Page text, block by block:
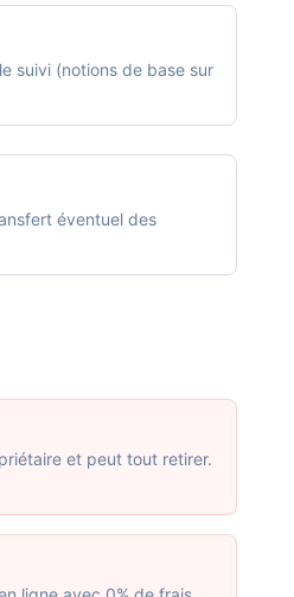
suivi (notions de base sur
éventuel des
et peut tout retirer.